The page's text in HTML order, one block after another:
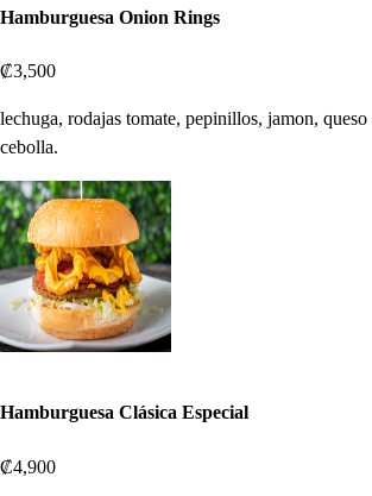
Hamburguesa Onion Rings
₡3,500
lechuga, rodajas tomate, pepinillos, jamon,
cebolla.
Hamburguesa Clásica Especial
₡4,900